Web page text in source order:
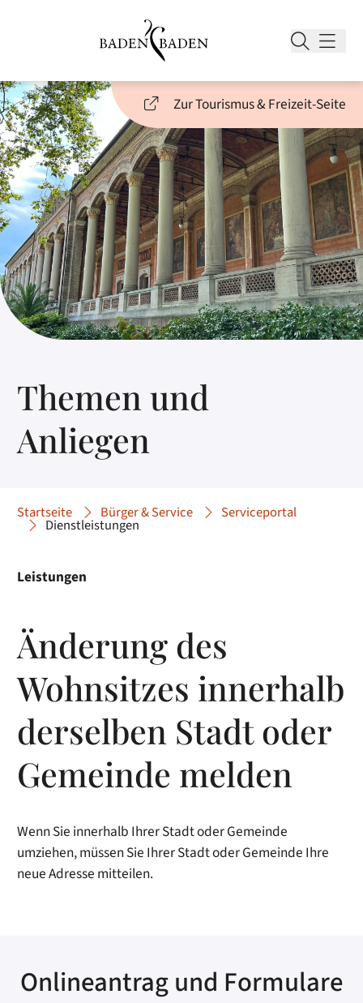
Zur Tourismus & Freizeit-Seite
Themen und
Anliegen
Startseite Bürger & Service Serviceportal
Dienstleistungen
Leistungen
Änderung des
Wohnsitzes innerhalb
derselben Stadt oder
Gemeinde melden
Wenn Sie innerhalb Ihrer Stadt oder Gemeinde
umziehen, müssen Sie Ihrer Stadt oder Gemeinde Ihre
neue Adresse mitteilen.
Onlineantrag und Formulare